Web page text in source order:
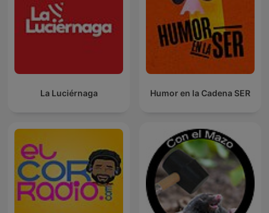
La Luciérnaga Humor en la Cadena SER